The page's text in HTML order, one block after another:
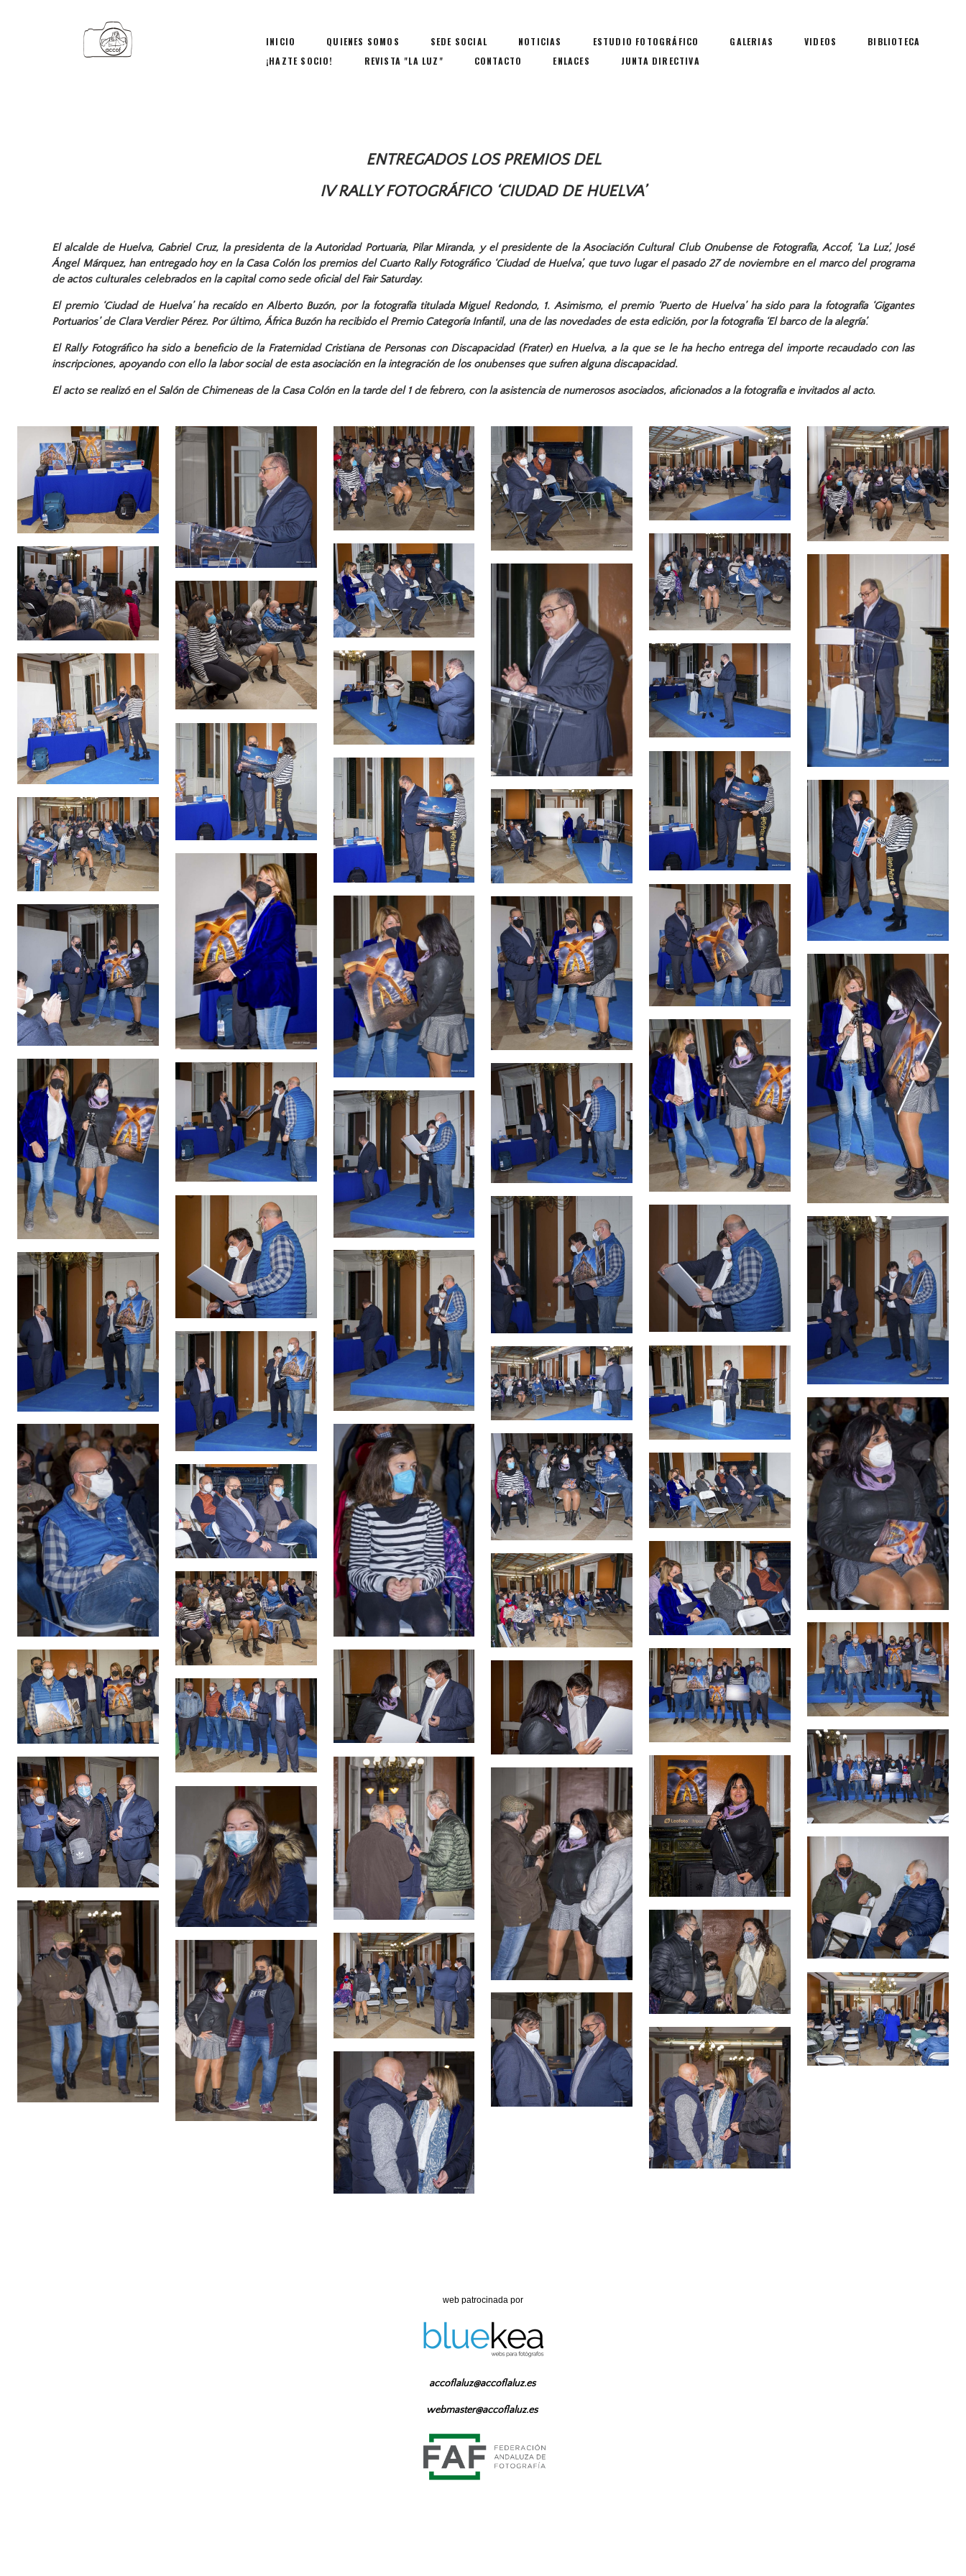
INICIO QUIENES SOMOS SEDE SOCIAL NOTICIAS ESTUDIO FOTOGRÁFICO GALERIAS VIDEOS
BIBLIOTECA
¡HAZTE SOCIO!
REVISTA "LA LUZ" CONTACTO ENLACES JUNTA DIRECTIVA
ENTREGADOS LOS PREMIOS DEL
IV RALLY FOTOGRÁFICO ‘CIUDAD DE HUELVA’
El alcalde de Huelva, Gabriel Cruz, la presidenta de la Autoridad Portuaria, Pilar Miranda, y el presidente de la Asociación Cultural Club Onubense de Fotografía, Accof, ‘La Luz’, José
Ángel Márquez, han entregado hoy en la Casa Colón los premios del Cuarto Rally Fotográfico ‘Ciudad de Huelva’, que tuvo lugar el pasado 27 de noviembre en el marco del programa
de actos culturales celebrados en la capital como sede oficial del Fair Saturday.
El premio ‘Ciudad de Huelva’ ha recaído en Alberto Buzón, por la fotografía titulada Miguel Redondo, 1. Asimismo, el premio ‘Puerto de Huelva’ ha sido para la fotografía ‘Gigantes
Portuarios’ de Clara Verdier Pérez. Por último, África Buzón ha recibido el Premio Categoría Infantil, una de las novedades de esta edición, por la fotografía ‘El barco de la alegría’.
El Rally Fotográfico ha sido a beneficio de la Fraternidad Cristiana de Personas con Discapacidad (Frater) en Huelva, a la que se le ha hecho entrega del importe recaudado con las
inscripciones, apoyando con ello la labor social de esta asociación en la integración de los onubenses que sufren alguna discapacidad.
El acto se realizó en el Salón de Chimeneas de la Casa Colón en la tarde del 1 de febrero, con la asistencia de numerosos asociados, aficionados a la fotografía e invitados al acto.
web patrocinada por
accoflaluz@accoflaluz.es
webmaster@accoflaluz.es